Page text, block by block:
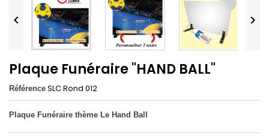
 
Plaque Funéraire "HAND BALL"
Référence SLC Rond 012
Plaque Funéraire thème Le Hand Ball